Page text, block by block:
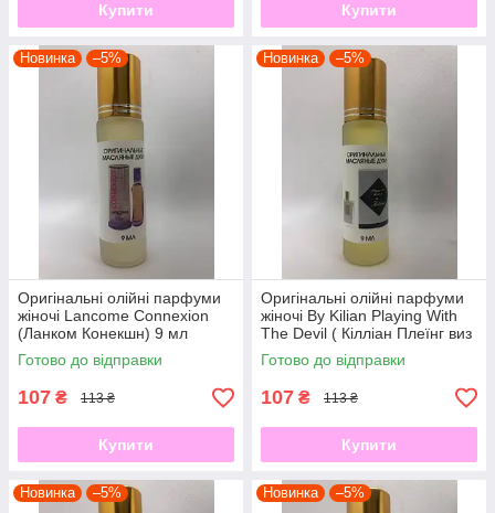
Купити Купити
Новинка –5%
Оригінальні олійні парфуми
жіночі Lancome Connexion
(Ланком Конекшн) 9 мл
Готово до відправки
107 ₴ 113 ₴
Купити
Новинка –5%
Оригінальні олійні парфуми
жіночі By Kilian Playing With
The Devil ( Кілліан Плеїнг виз
зе Девіл) 9 мл
Готово до відправки
107 ₴ 113 ₴
Купити
Новинка –5% Новинка –5%